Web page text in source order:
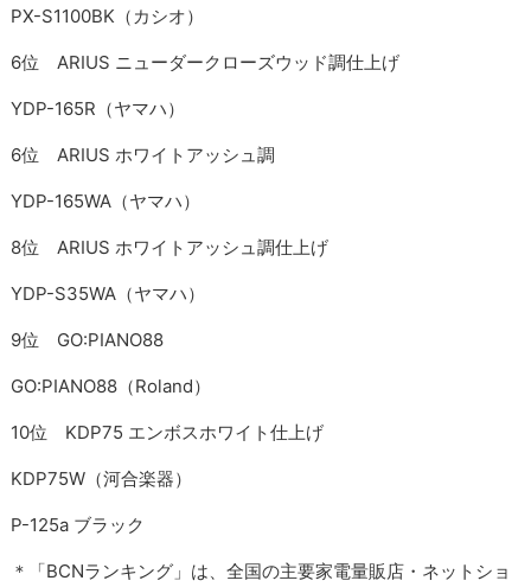
PX-S1100BK（カシオ）
6位 ARIUS ニューダークローズウッド調仕上げ
YDP-165R（ヤマハ）
6位 ARIUS ホワイトアッシュ調
YDP-165WA（ヤマハ）
8位 ARIUS ホワイトアッシュ調仕上げ
YDP-S35WA（ヤマハ）
9位 GO:PIANO88
GO:PIANO88（Roland）
10位 KDP75 エンボスホワイト仕上げ
KDP75W（河合楽器）
P-125a ブラック
＊「BCNランキング」は、全国の主要家電量販店・ネットショ